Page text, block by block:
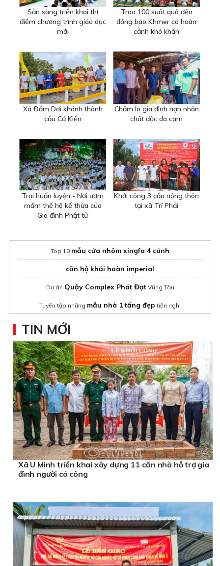
Sẵn sàng triển khai thí
điểm chương trình giáo dục
mới
Trao 100 suất quà đến
đồng bào Khmer có hoàn
cảnh khó khăn
Xã Đầm Dơi khánh thành
cầu Cả Kiến
Chăm lo gia đình nạn nhân
chất độc da cam
Trại huấn luyện - Nơi ươm
mầm thế hệ kế thừa của
Gia đình Phật tử
Khởi công 3 cầu nông thôn
tại xã Trí Phải
Top 10 mẫu cửa nhôm xingfa 4 cánh
căn hộ khải hoàn imperial
Dự án Quậy Complex Phát ĐạtVũng Tàu
Tuyển tập những mẫu nhà 1 tầng đẹp tiện nghi
Thông tin Bắc Thăng Long Urban City:
bàn ăn giá rẻ
cách sắp xếp ông thần tài thổ địa
Khám phá các mẫuhttps://neohouse.vn/thiet-ke-nha-dep/
thịnh hành
biệt thựNam Long Thuỷ Nguyên quỹ căn
mẫu đèn vảitrang trí nội thất
sofa tân cổ điểnGia Khánh
TIN MỚI
Xã U Minh triển khai xây dựng 11 căn nhà hỗ trợ gia
đình người có công